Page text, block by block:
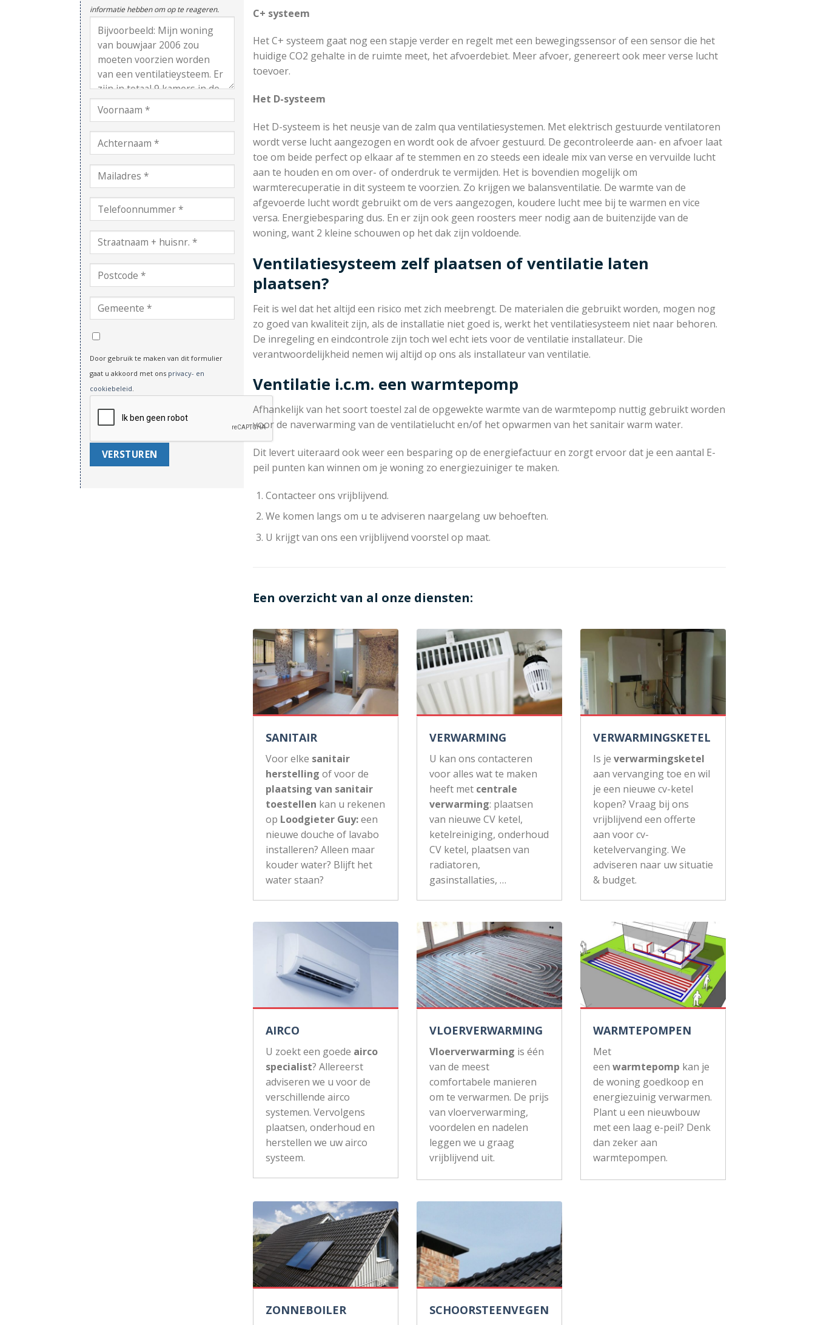
informatie hebben om op te reageren.
Door gebruik te maken van dit formulier
gaat u akkoord met ons privacy- en
cookiebeleid
C+ systeem
Het C+ systeem gaat nog een stapje verder en regelt met een bewegingssensor of een sensor die het
huidige CO2 gehalte in de ruimte meet, het afvoerdebiet. Meer afvoer, genereert ook meer verse lucht
toevoer.
Het D-systeem
Het D-systeem is het neusje van de zalm qua ventilatiesystemen. Met elektrisch gestuurde ventilatoren
wordt verse lucht aangezogen en wordt ook de afvoer gestuurd. De gecontroleerde aan- en afvoer laat
toe om beide perfect op elkaar af te stemmen en zo steeds een ideale mix van verse en vervuilde lucht
aan te houden en om over- of onderdruk te vermijden. Het is bovendien mogelijk om
warmterecuperatie in dit systeem te voorzien. Zo krijgen we balansventilatie. De warmte van de
afgevoerde lucht wordt gebruikt om de vers aangezogen, koudere lucht mee bij te warmen en vice
versa. Energiebesparing dus. En er zijn ook geen roosters meer nodig aan de buitenzijde van de
woning, want 2 kleine schouwen op het dak zijn voldoende.
Ventilatiesysteem zelf plaatsen of ventilatie laten
plaatsen?
Feit is wel dat het altijd een risico met zich meebrengt. De materialen die gebruikt worden, mogen nog
zo goed van kwaliteit zijn, als de installatie niet goed is, werkt het ventilatiesysteem niet naar behoren.
De inregeling en eindcontrole zijn toch wel echt iets voor de ventilatie installateur. Die
verantwoordelijkheid nemen wij altijd op ons als installateur van ventilatie.
Ventilatie i.c.m. een warmtepomp
Afhankelijk van het soort toestel zal de opgewekte warmte van de warmtepomp nuttig gebruikt worden
voor de naverwarming van de ventilatielucht en/of het opwarmen van het sanitair warm water.
Dit levert uiteraard ook weer een besparing op de energiefactuur en zorgt ervoor dat je een aantal E-
peil punten kan winnen om je woning zo energiezuiniger te maken.
Contacteer ons vrijblijvend.
We komen langs om u te adviseren naargelang uw behoeften.
U krijgt van ons een vrijblijvend voorstel op maat.
Een overzicht van al onze diensten:
SANITAIR
Voor elke sanitair
herstelling of voor de
plaatsing van sanitair
toestellen kan u rekenen
op Loodgieter Guy:een
nieuwe douche of lavabo
installeren? Alleen maar
kouder water? Blijft het
water staan?
VERWARMING
U kan ons contacteren
voor alles wat te maken
heeft met centrale
verwarming: plaatsen
van nieuwe CV ketel,
ketelreiniging, onderhoud
CV ketel, plaatsen van
radiatoren,
gasinstallaties, …
VERWARMINGSKETEL
Is je verwarmingsketel
aan vervanging toe en wil
je een nieuwe cv-ketel
kopen? Vraag bij ons
vrijblijvend een offerte
aan voor cv-
ketelvervanging. We
adviseren naar uw situatie
& budget.
AIRCO
U zoekt een goede airco
specialist? Allereerst
adviseren we u voor de
verschillende airco
systemen. Vervolgens
plaatsen, onderhoud en
herstellen we uw airco
systeem.
VLOERVERWARMING
Vloerverwarming is één
van de meest
comfortabele manieren
om te verwarmen. De prijs
van vloerverwarming,
voordelen en nadelen
leggen we u graag
vrijblijvend uit.
WARMTEPOMPEN
Met
een warmtepomp kan je
de woning goedkoop en
energiezuinig verwarmen.
Plant u een nieuwbouw
met een laag e-peil? Denk
dan zeker aan
warmtepompen.
ZONNEBOILER SCHOORSTEENVEGEN